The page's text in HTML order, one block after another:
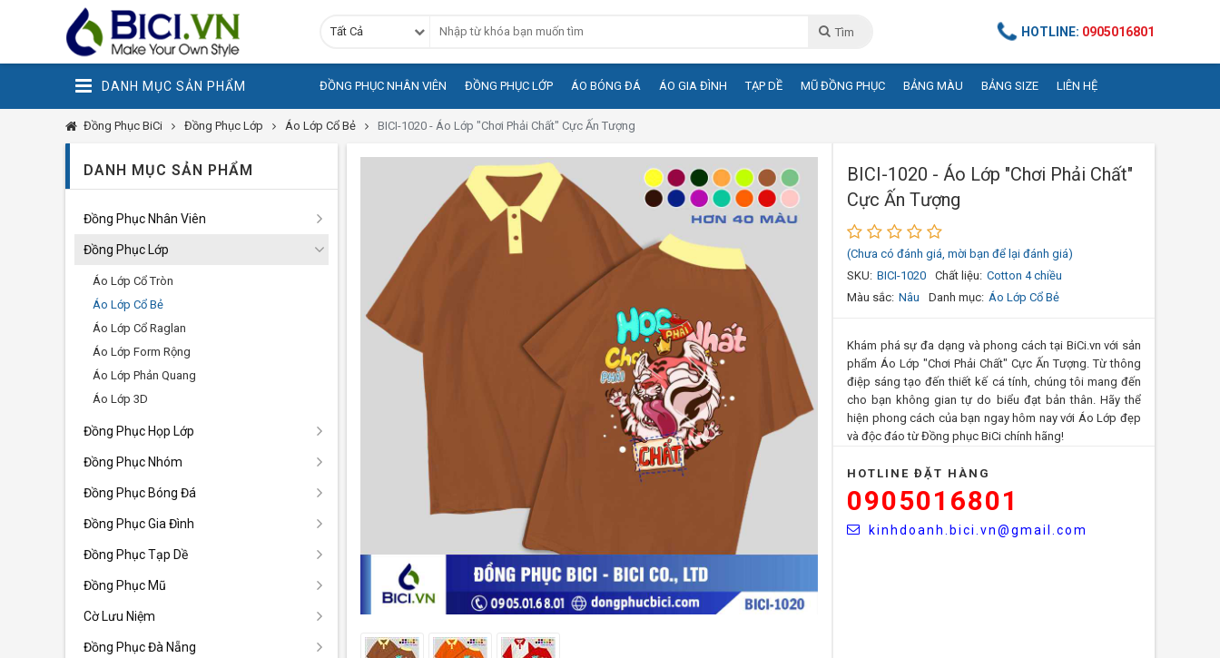
Tất Cả Tìm HOTLINE: 0905016801
DANH MỤC SẢN PHẨM ĐỒNG PHỤC NHÂN VIÊN ĐỒNG PHỤC LỚP ÁO BÓNG ĐÁ ÁO GIA ĐÌNH TẠP DỀ MŨ ĐỒNG PHỤC BẢNG MÀU BẢNG SIZE LIÊN HỆ
Đồng Phục BiCi Đồng Phục Lớp Áo Lớp Cổ Bẻ BICI-1020 - Áo Lớp "Chơi Phải Chất" Cực Ấn Tượng
BICI-1020 - Áo Lớp "Chơi Phải Chất"
Cực Ấn Tượng
(Chưa có đánh giá, mời bạn để lại đánh giá)
SKU: BICI-1020 Chất liệu: Cotton 4 chiều
Màu sắc: Nâu Danh mục: Áo Lớp Cổ Bẻ
Khám phá sự đa dạng và phong cách tại BiCi.vn với sản
phẩm Áo Lớp "Chơi Phải Chất" Cực Ấn Tượng. Từ thông
điệp sáng tạo đến thiết kế cá tính, chúng tôi mang đến
cho bạn không gian tự do biểu đạt bản thân. Hãy thể
hiện phong cách của bạn ngay hôm nay với Áo Lớp đẹp
và độc đáo từ Đồng phục BiCi chính hãng!
HOTLINE ĐẶT HÀNG
0905016801
kinhdoanh.bici.vn@gmail.com
DANH MỤC SẢN PHẨM
Đồng Phục Nhân Viên
Đồng Phục Lớp
Áo Lớp Cổ Tròn
Áo Lớp Cổ Bẻ
Áo Lớp Cổ Raglan
Áo Lớp Form Rộng
Áo Lớp Phản Quang
Áo Lớp 3D
Đồng Phục Họp Lớp
Đồng Phục Nhóm
Đồng Phục Bóng Đá
Đồng Phục Gia Đình
Đồng Phục Tạp Dề
Đồng Phục Mũ
Cờ Lưu Niệm
Đồng Phục Đà Nẵng